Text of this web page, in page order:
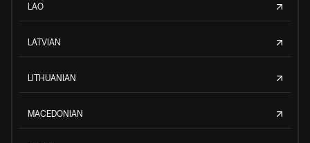
LAO
LATVIAN
LITHUANIAN
MACEDONIAN